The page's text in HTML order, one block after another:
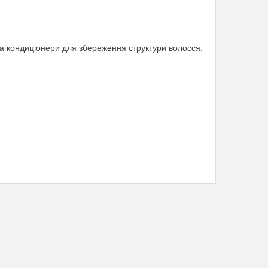
кондиціонери для збереження структури волосся.